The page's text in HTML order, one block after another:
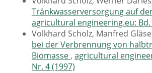
Tränkwasserversorgung auf
agricultural engineering.eu: Bd.
Volkhard Scholz, Manfred
bei der Verbrennung von
Biomasse, agricultural
Nr. 4 (1997)